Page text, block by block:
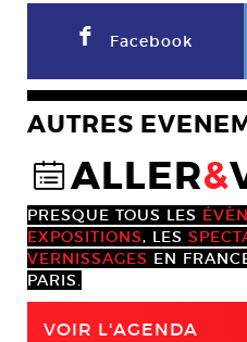
F Facebook
AUTRES
@ALLER&
PRESQUE TOUS LES
EXPOSITIONS, LES
VERNISSAGES EN
PARIS.
VOIR L'AGENDA